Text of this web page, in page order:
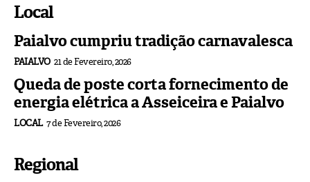
Local
Paialvo cumpriu tradição carnavalesca
PAIALVO 21 de Fevereiro, 2026
Queda de poste corta fornecimento de
energia elétrica a Asseiceira e Paialvo
LOCAL 7 de Fevereiro, 2026
Regional